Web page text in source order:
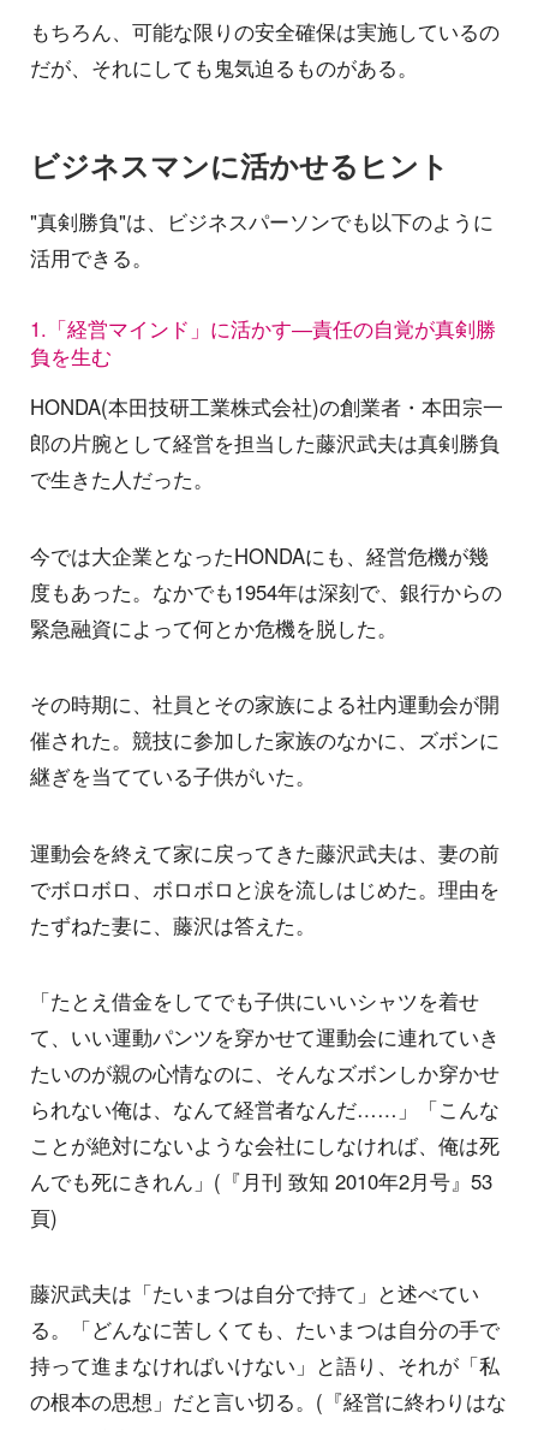
もちろん、可能な限りの安全確保は実施しているの
だが、それにしても鬼気迫るものがある。
ビジネスマンに活かせるヒント
"真剣勝負"は、ビジネスパーソンでも以下のように
活用できる。
1.「経営マインド」に活かす―責任の自覚が真剣勝
負を生む
HONDA(本田技研工業株式会社)の創業者・本田宗一
郎の片腕として経営を担当した藤沢武夫は真剣勝負
で生きた人だった。
今では大企業となったHONDAにも、経営危機が幾
度もあった。なかでも1954年は深刻で、銀行からの
緊急融資によって何とか危機を脱した。
その時期に、社員とその家族による社内運動会が開
催された。競技に参加した家族のなかに、ズボンに
継ぎを当てている子供がいた。
運動会を終えて家に戻ってきた藤沢武夫は、妻の前
でボロボロ、ボロボロと涙を流しはじめた。理由を
たずねた妻に、藤沢は答えた。
「たとえ借金をしてでも子供にいいシャツを着せ
て、いい運動パンツを穿かせて運動会に連れていき
たいのが親の心情なのに、そんなズボンしか穿かせ
られない俺は、なんて経営者なんだ……」「こんな
ことが絶対にないような会社にしなければ、俺は死
んでも死にきれん」(『月刊 致知 2010年2月号』53
頁)
藤沢武夫は「たいまつは自分で持て」と述べてい
る。「どんなに苦しくても、たいまつは自分の手で
持って進まなければいけない」と語り、それが「私
の根本の思想」だと言い切る。(『経営に終わりはな